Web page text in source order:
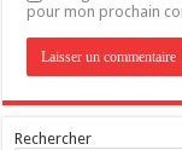
pour mon prochain
Rechercher